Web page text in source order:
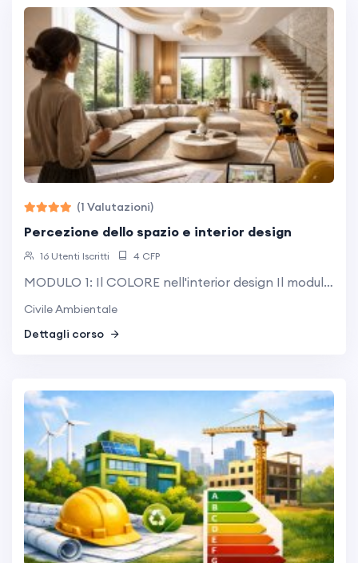
(1 Valutazioni)
percezione dello spazio e interior design
16 Utenti Iscritti 4 CFP
MODULO 1: Il COLORE nell'interior design Il modulo analizza il colore come strumento progettuale nell’interior design, evidenziandone l’impatto sulla percezione degli ambienti. Vengono approfonditi gli effetti dei colori su ampiezza, profondità e comfort visivo, oltre agli aspetti ...
Civile Ambientale
Dettagli corso